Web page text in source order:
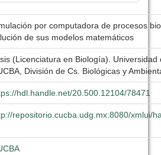
por computadora de procesos
de sus modelos matemáticos
(Licenciatura en Biología). Universidad
División de Cs. Biológicas y
hdl.handle.net/20.500.12104/78471
repositorio.cucba.udg.mx:8080/xmlui/